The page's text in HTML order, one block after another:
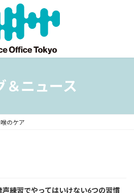
＆ニュース
喉のケア
声練習でやってはいけない6つの習慣